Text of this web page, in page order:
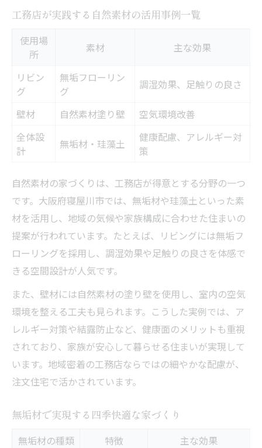
工務店が実践する自然素材の活用事例一覧
使用場
所
素材 主な効果
リビン
グ
無垢フローリン
グ
調湿効果、足触りの良さ
壁材 自然素材塗り壁
空気環境改善
全体設
計
無垢材・珪藻土
健康配慮、アレルギー対
策
自然素材の家づくりは、工務店が得意とする分野の一つ
です。大阪府寝屋川市では、無垢材や珪藻土といった素
材を活用し、地域の気候や家族構成に合わせた住まいの
提案が行われています。たとえば、リビングには無垢フ
ローリングを採用し、調湿効果や足触りの良さを体感で
きる空間設計が人気です。
また、壁材には自然素材の塗り壁を使用し、室内の空気
環境を整える工夫も見られます。こうした実例では、ア
レルギー対策や結露防止など、健康面のメリットも重視
されており、家族が安心して暮らせる住まいが実現して
います。地域密着の工務店ならではの細やかな配慮が、
注文住宅で活かされています。
無垢材で実現する四季快適な家づくり
無垢材の種類 特徴
主な効果